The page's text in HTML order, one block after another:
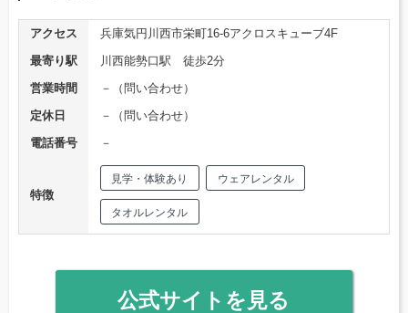
アクセス
兵庫気円川西市栄町16-6アクロスキューブ4F
最寄り駅
川西能勢口駅 徒歩2分
営業時間
－（問い合わせ）
定休日
－（問い合わせ）
電話番号
－
特徴
見学・体験あり ウェアレンタル
タオルレンタル
公式サイトを見る